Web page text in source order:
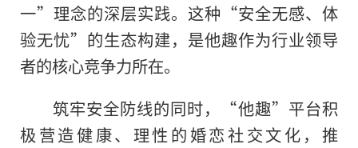
一”理念的深层实践。这种“安全无感、体
验无忧”的生态构建，是他趣作为行业领导
者的核心竞争力所在。
筑牢安全防线的同时，“他趣”平台积
极营造健康、理性的婚恋社交文化，推